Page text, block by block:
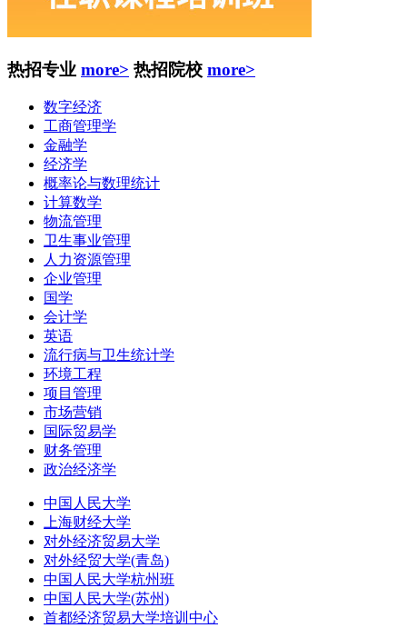
热招专业 more> 热招院校 more>
数字经济
工商管理学
金融学
经济学
概率论与数理统计
计算数学
物流管理
卫生事业管理
人力资源管理
企业管理
国学
会计学
英语
流行病与卫生统计学
环境工程
项目管理
市场营销
国际贸易学
财务管理
政治经济学
中国人民大学
上海财经大学
对外经济贸易大学
对外经贸大学(青岛)
中国人民大学杭州班
中国人民大学(苏州)
首都经济贸易大学培训中心